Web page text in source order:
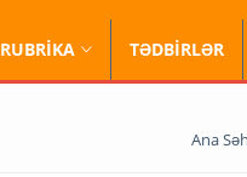
RUBRİKA TƏDBİRLƏR
Ana